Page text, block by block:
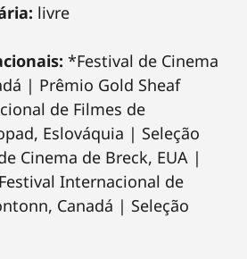
livre
*Festival de Cinema
| Prêmio Gold Sheaf
de Filmes de
Eslováquia | Seleção
Cinema de Breck, EUA |
Internacional de
Canadá | Seleção